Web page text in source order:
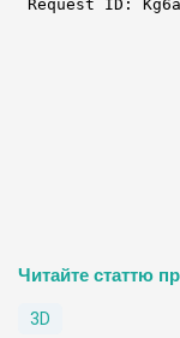
Читайте статтю
3D